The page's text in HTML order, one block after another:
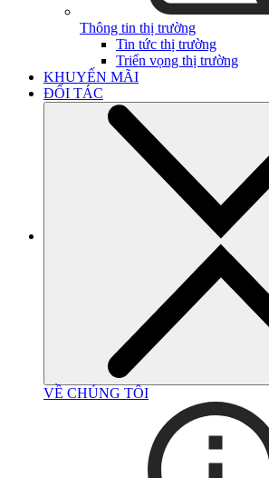
Thông tin thị trường
Tin tức thị trường
Triển vọng thị trường
KHUYẾN MÃI
ĐỐI TÁC
VỀ CHÚNG TÔI